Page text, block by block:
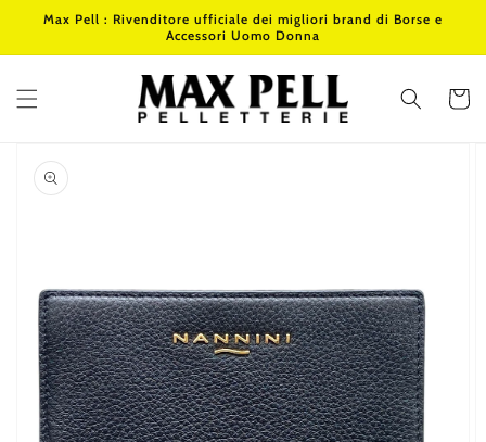
direttamente
Max Pell : Rivenditore ufficiale dei migliori brand di Borse e
Accessori Uomo Donna
Carrello
informazioni
sul prodotto